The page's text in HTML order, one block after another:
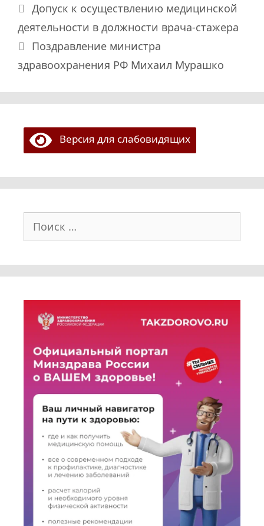
Допуск к осуществлению медицинской
деятельности в должности врача-стажера
Поздравление министра
здравоохранения РФ Михаил Мурашко
Версия для слабовидящих